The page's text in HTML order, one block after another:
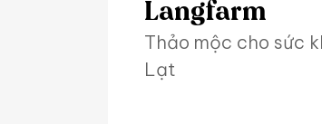
Langfarm
Thảo mộc cho sức
Lạt